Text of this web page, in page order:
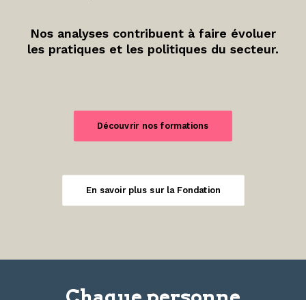
Nos analyses contribuent à faire évoluer
les pratiques et les politiques du secteur.
Découvrir nos formations
En savoir plus sur la Fondation